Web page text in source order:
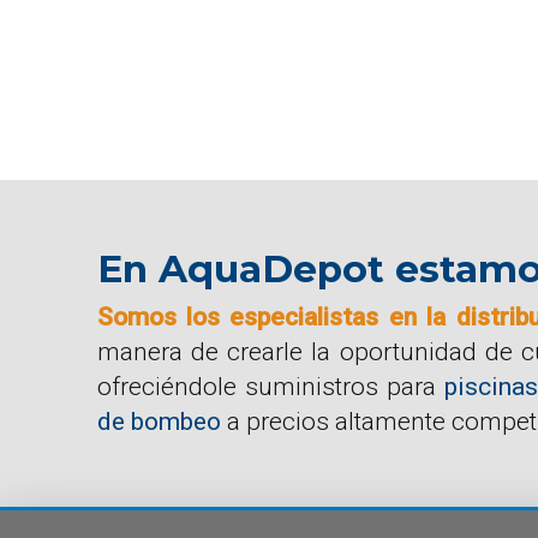
En AquaDepot
Somos los especialistas en la
manera de crearle la oportunidad de
ofreciéndole suministros para
de bombeo a precios altamente